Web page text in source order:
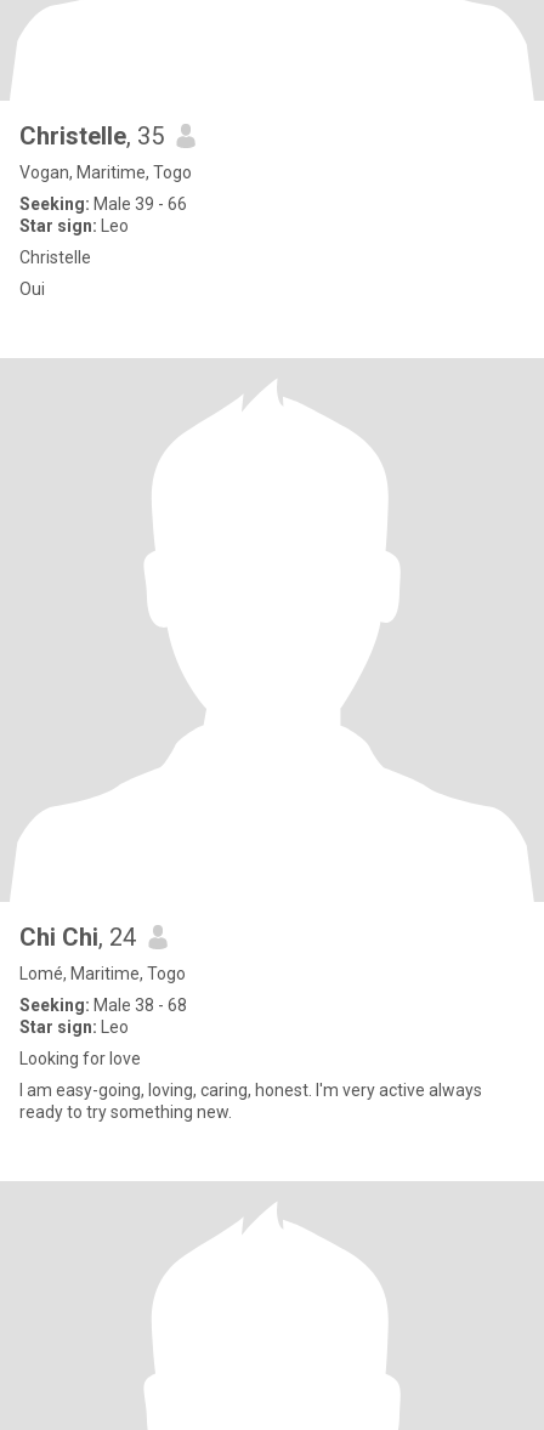
Christelle, 35
Vogan, Maritime, Togo
Seeking: Male 39 - 66
Star sign: Leo
Christelle
Oui
Chi Chi, 24
Lomé, Maritime, Togo
Seeking: Male 38 - 68
Star sign: Leo
Looking for love
I am easy-going, loving, caring, honest. I'm very active always
ready to try something new.